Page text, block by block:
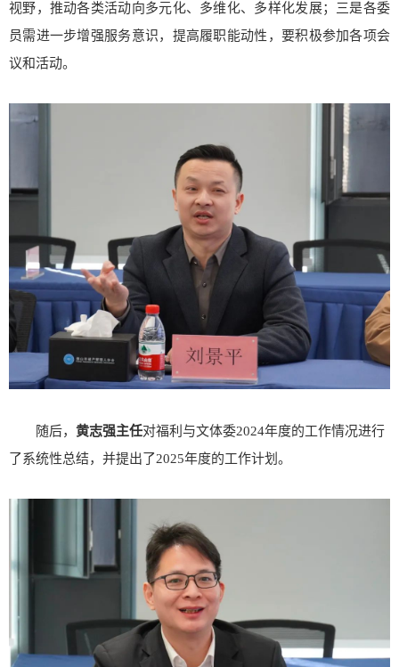
视野，推动各类活动向多元化、多维化、多样化发展；三是各委
员需进一步增强服务意识，提高履职能动性，要积极参加各项会
议和活动。
随后， 黄志强主任对福利与文体委2024年度的工作情况进行
了系统性总结，并提出了2025年度的工作计划。